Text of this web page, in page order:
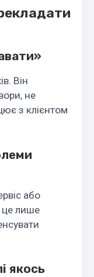
Він
не
з клієнтом
або
це лише
якось